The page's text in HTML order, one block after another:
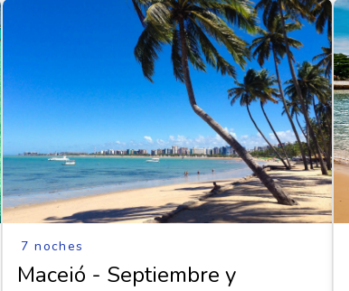
7 noches
Maceió - Septiembre y